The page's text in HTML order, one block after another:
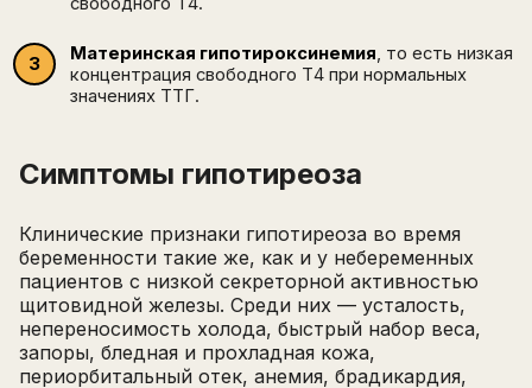
Материнская гипотироксинемия, то есть низкая
концентрация свободного Т4 при нормальных
значениях ТТГ.
Симптомы гипотиреоза
Клинические признаки гипотиреоза во время
беременности такие же, как и у небеременных
пациентов с низкой секреторной активностью
щитовидной железы. Среди них — усталость,
непереносимость холода, быстрый набор веса,
запоры, бледная и прохладная кожа,
периорбитальный отек, анемия, брадикардия,